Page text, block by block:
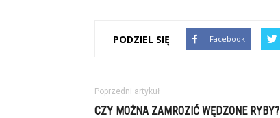
PODZIEL SIĘ Facebook
Poprzedni artykuł
CZY MOŻNA ZAMROZIĆ WĘDZONE RYBY?